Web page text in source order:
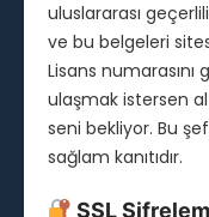
uluslararası
ve bu belgeleri
Lisans
ulaşmak istersen
seni bekliyor. Bu
sağlam kanıtıdır.
SSL